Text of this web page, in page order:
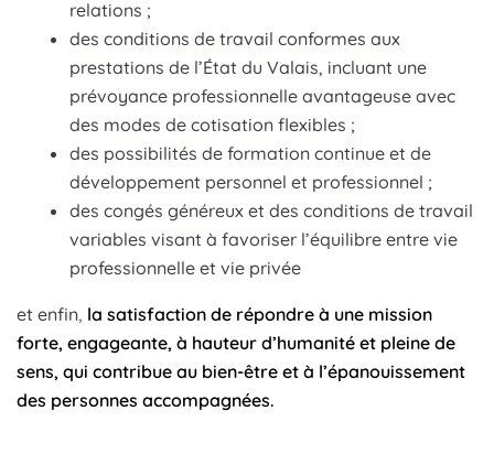
relations ;
des conditions de travail conformes aux
prestations de l’État du Valais, incluant une
prévoyance professionnelle avantageuse avec
des modes de cotisation flexibles ;
des possibilités de formation continue et de
développement personnel et professionnel ;
des congés généreux et des conditions de travail
variables visant à favoriser l’équilibre entre vie
professionnelle et vie privée
et enfin, la satisfaction de répondre à une mission
forte, engageante, à hauteur d’humanité et pleine de
sens, qui contribue au bien-être et à l’épanouissement
des personnes accompagnées.